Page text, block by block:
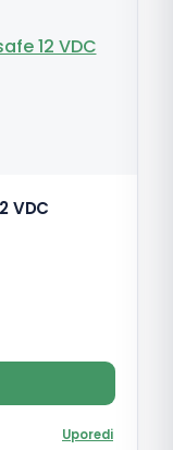
VDC
Uporedi